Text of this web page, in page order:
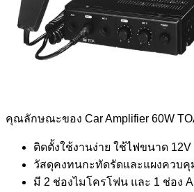
คุณลักษณะของ Car Amplifier 60W
ติดตั้งใช้งานง่าย ใช้ไฟขนาด
วัสดุคงทนกะทัดรัดและแผงควบ
มี 2 ช่องไมโครโฟน และ 1 ช่อง